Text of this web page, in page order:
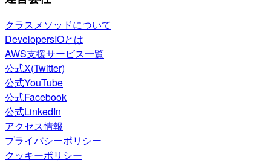
クラスメソッドについて
DevelopersIOとは
AWS支援サービス一覧
公式X(Twitter)
公式YouTube
公式Facebook
公式LinkedIn
アクセス情報
プライバシーポリシー
クッキーポリシー